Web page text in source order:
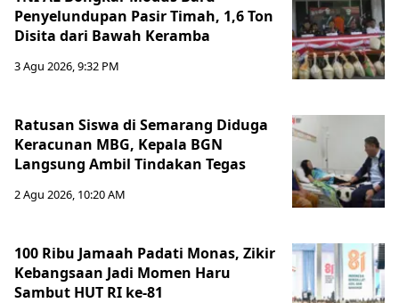
Penyelundupan Pasir Timah, 1,6 Ton
Disita dari Bawah Keramba
3 Agu 2026, 9:32 PM
Ratusan Siswa di Semarang Diduga
Keracunan MBG, Kepala BGN
Langsung Ambil Tindakan Tegas
2 Agu 2026, 10:20 AM
100 Ribu Jamaah Padati Monas, Zikir
Kebangsaan Jadi Momen Haru
Sambut HUT RI ke-81